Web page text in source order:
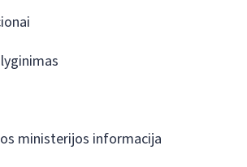
ministerijos informacija